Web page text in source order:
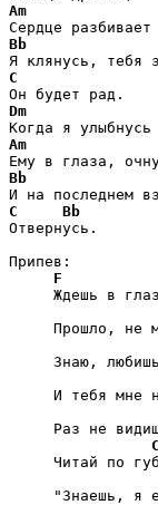
Am
Bb
C
Dm
Am
Bb
C
Bb
Отвернусь.
Припев:
F
Ждешь в
Прошло, не
Знаю,
И тебя мне
Раз не
C
Читай по
"Знаешь, я